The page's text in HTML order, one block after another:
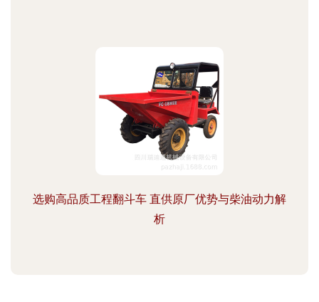
选购高品质工程翻斗车 直供原厂优势与柴油动力解
析